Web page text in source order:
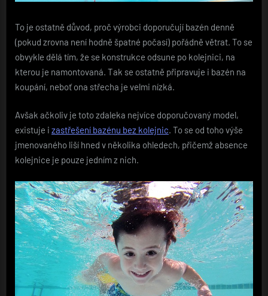
To je ostatně důvod, proč výrobci doporučují bazén denně
(pokud zrovna není hodně špatné počasí) pořádně větrat. To se
obvykle dělá tím, že se konstrukce odsune po kolejnici, na
kterou je namontovaná. Tak se ostatně připravuje i bazén na
koupání, neboť ona střecha je velmi nízká.
Avšak ačkoliv je toto zdaleka nejvíce doporučovaný model,
existuje i zastřešení bazénu bez kolejnic. To se od toho výše
jmenovaného liší hned v několika ohledech, přičemž absence
kolejnice je pouze jedním z nich.